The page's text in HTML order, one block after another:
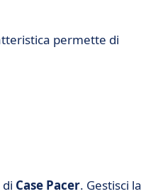
permette di
di Case Pacer. Gestisci la